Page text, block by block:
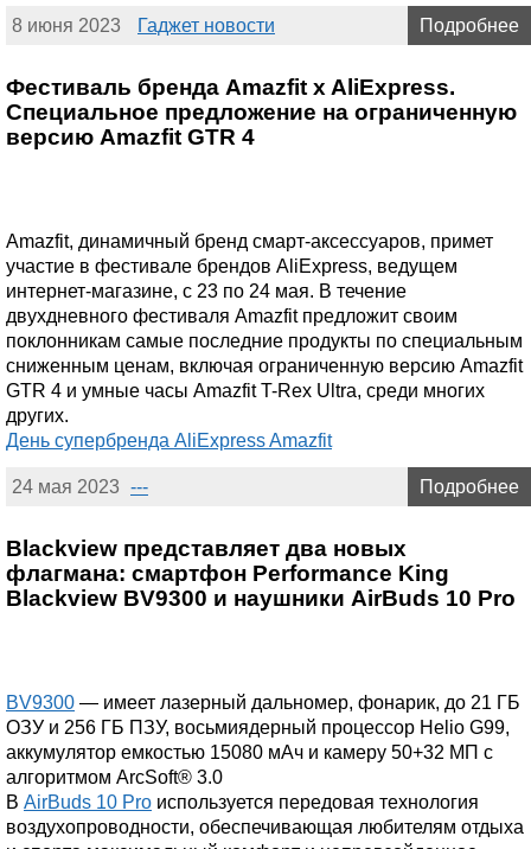
8 июня 2023 Гаджет новости Подробнее
Фестиваль бренда Amazfit x AliExpress.
Cпециальное предложение на ограниченную
версию Amazfit GTR 4
Amazfit, динамичный бренд смарт-аксессуаров, примет
участие в фестивале брендов AliExpress, ведущем
интернет-магазине, с 23 по 24 мая. В течение
двухдневного фестиваля Amazfit предложит своим
поклонникам самые последние продукты по специальным
сниженным ценам, включая ограниченную версию Amazfit
GTR 4 и умные часы Amazfit T-Rex Ultra, среди многих
других.
День супербренда AliExpress Amazfit
24 мая 2023 --- Подробнее
Blackview представляет два новых
флагмана: смартфон Performance King
Blackview BV9300 и наушники AirBuds 10 Pro
BV9300 — имеет лазерный дальномер, фонарик, до 21 ГБ
ОЗУ и 256 ГБ ПЗУ, восьмиядерный процессор Helio G99,
аккумулятор емкостью 15080 мАч и камеру 50+32 МП с
алгоритмом ArcSoft® 3.0
В AirBuds 10 Pro используется передовая технология
воздухопроводности, обеспечивающая любителям отдыха